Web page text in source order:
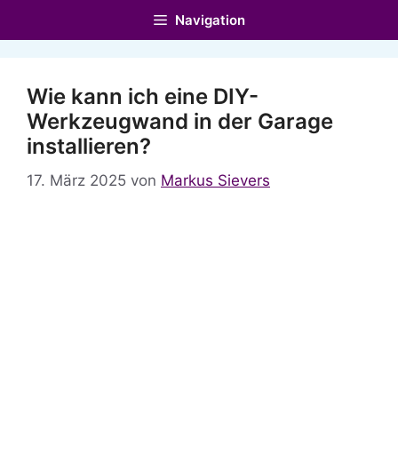
Navigation
Wie kann ich eine DIY-
Werkzeugwand in der Garage
installieren?
17. März 2025 von Markus Sievers